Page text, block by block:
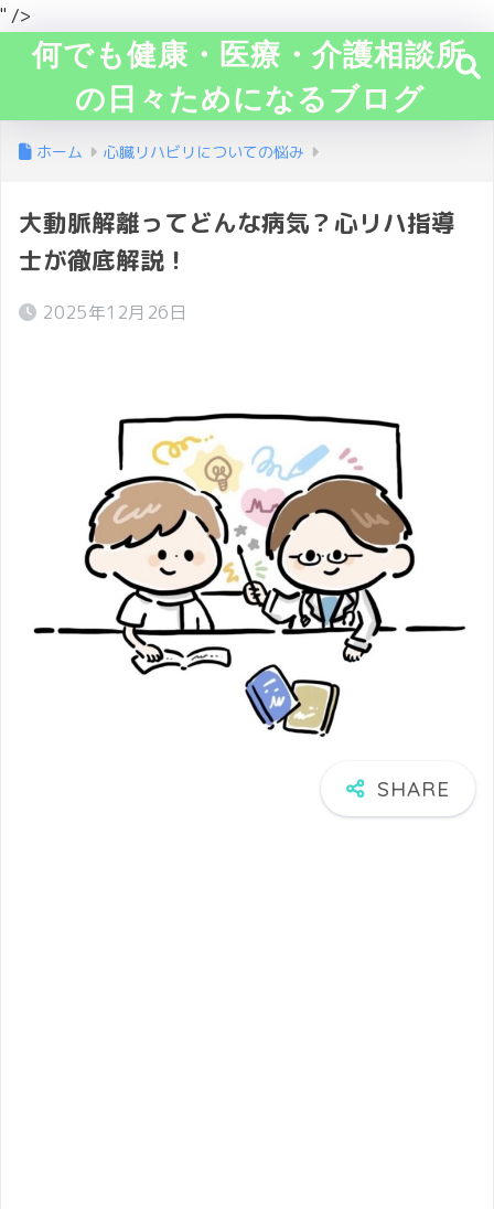
" />
何でも健康・医療・介護相談所
の日々ためになるブログ
ホーム 心臓リハビリについての悩み
大動脈解離ってどんな病気？心リハ指導
士が徹底解説！
2025年12月26日